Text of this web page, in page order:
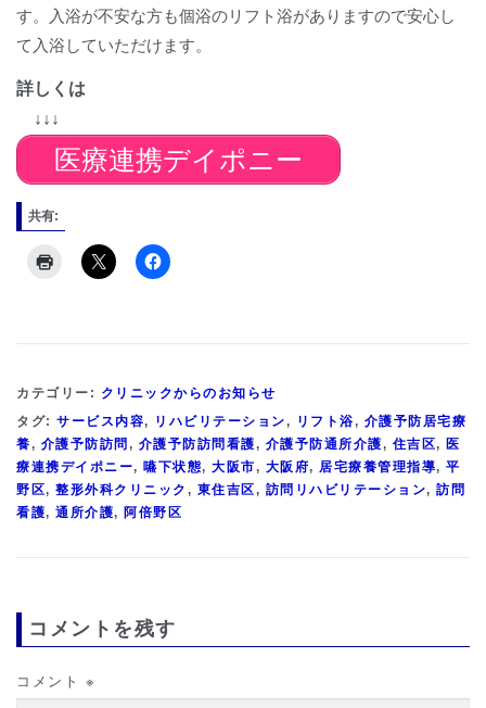
す。入浴が不安な方も個浴のリフト浴がありますので安心し
て入浴していただけます。
詳しくは
↓↓↓
医療連携デイポニー
共有:
カテゴリー: クリニックからのお知らせ
タグ: サービス内容, リハビリテーション, リフト浴, 介護予防居宅療
養, 介護予防訪問 , 介護予防訪問看護, 介護予防通所介護, 住吉区, 医
療連携デイポニー, 嚥下状態, 大阪市, 大阪府, 居宅療養管理指導, 平
野区, 整形外科クリニック , 東住吉区, 訪問リハビリテーション, 訪問
看護, 通所介護, 阿倍野区
コメントを残す
コメント ※